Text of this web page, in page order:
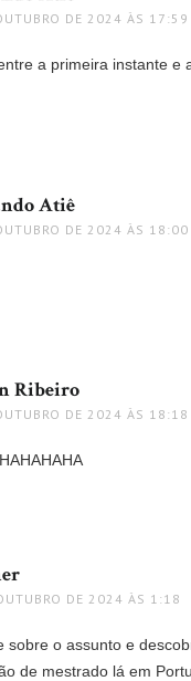
DE 2024 ÀS 17:59
a primeira instante e
Atiê
DE 2024 ÀS 18:00
Ribeiro
DE 2024 ÀS 18:18
DE 2024 ÀS 1:18
sobre o assunto e
de mestrado lá em